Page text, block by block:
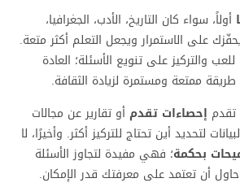
أولاً، سواء كان التاريخ، الأدب، الجغرافيا،
على الاستمرار ويجعل التعلم أكثر متعة.
للعب والتركيز على تنويع الأسئلة؛ العادة
ممتعة ومستمرة لزيادة الثقافة.
تقدم إحصاءات تقدم أو تقارير عن مجالات
لتحديد أين تحتاج للتركيز أكثر. وأخيرًا، لا
بحكمة؛ فهي مفيدة لتجاوز الأسئلة
أن تعتمد على معرفتك قدر الإمكان.